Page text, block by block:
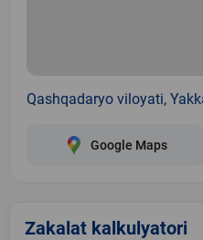
Qashqadaryo viloyati,
Google Maps
Zakalat kalkulyatori